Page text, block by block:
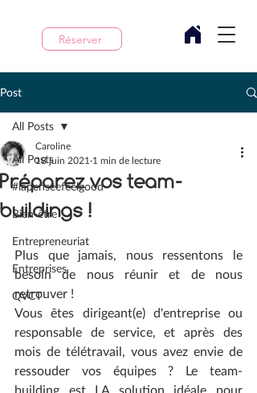
Réserver
Post
All Posts
#lapenseefeelgood
Bien-être
Entrepreneuriat
Entreprises
QVCT
All Posts
Préparez vos team-
buildings !
Caroline
18 juin 2021 1 min de lecture
Plus que jamais, nous ressentons le
besoin de nous réunir et de nous
retrouver !
Vous êtes dirigeant(e) d'entreprise ou
responsable de service, et après des
mois de télétravail, vous avez envie de
ressouder vos équipes ? Le team-
building est LA solution idéale pour